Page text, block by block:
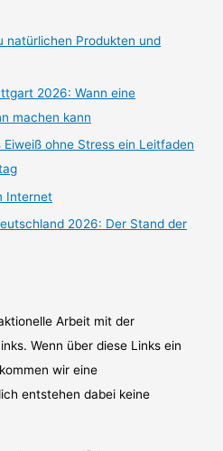
natürlichen Produkten und
2026: Wann eine
machen kann
ohne Stress ein Leitfaden
Internet
2026: Der Stand der
Arbeit mit der
Wenn über diese Links ein
wir eine
entstehen dabei keine